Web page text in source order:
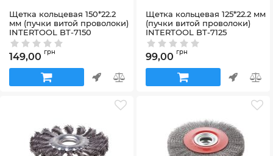
Щетка кольцевая 150*22.2
мм (пучки витой проволоки)
INTERTOOL BT-7150
Артикул:BT-7150
149,00 грн
Щетка кольцевая 125*22.2 мм
(пучки витой проволоки)
INTERTOOL BT-7125
Артикул:BT-7125
99,00 грн